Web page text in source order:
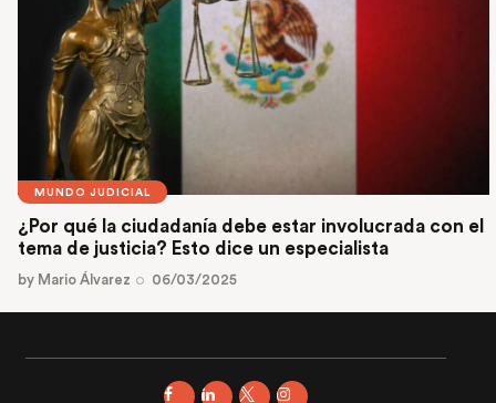
MUNDO JUDICIAL
¿Por qué la ciudadanía debe estar involucrada con el
tema de justicia? Esto dice un especialista
by Mario Álvarez 06/03/2025